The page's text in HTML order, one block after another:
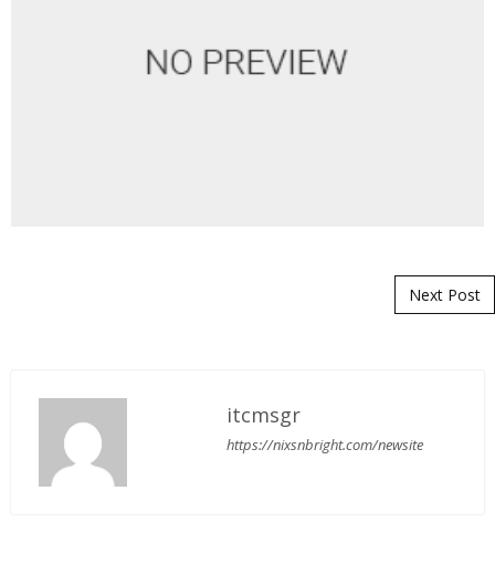
Next Post
itcmsgr
https://nixsnbright.com/newsite